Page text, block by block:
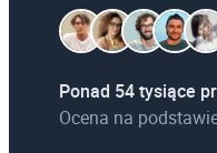
Ponad 54 tysiące
Ocena na